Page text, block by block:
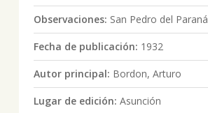
Observaciones: San Pedro del Paraná
Fecha de publicación: 1932
Autor principal: Bordon, Arturo
Lugar de edición: Asunción